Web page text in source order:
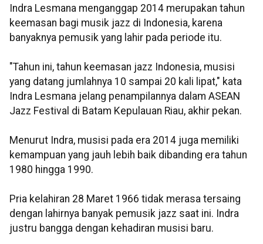
Indra Lesmana menganggap 2014 merupakan tahun
keemasan bagi musik jazz di Indonesia, karena
banyaknya pemusik yang lahir pada periode itu.
"Tahun ini, tahun keemasan jazz Indonesia, musisi
yang datang jumlahnya 10 sampai 20 kali lipat," kata
Indra Lesmana jelang penampilannya dalam ASEAN
Jazz Festival di Batam Kepulauan Riau, akhir pekan.
Menurut Indra, musisi pada era 2014 juga memiliki
kemampuan yang jauh lebih baik dibanding era tahun
1980 hingga 1990.
Pria kelahiran 28 Maret 1966 tidak merasa tersaing
dengan lahirnya banyak pemusik jazz saat ini. Indra
justru bangga dengan kehadiran musisi baru.